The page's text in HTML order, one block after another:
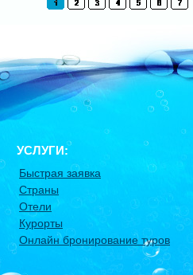
УСЛУГИ:
Быстрая заявка
Страны
Отели
Курорты
Онлайн бронирование туров